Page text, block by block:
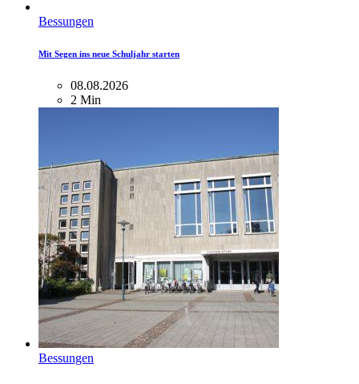
Bessungen
Mit Segen ins neue Schuljahr starten
08.08.2026
2 Min
Bessungen